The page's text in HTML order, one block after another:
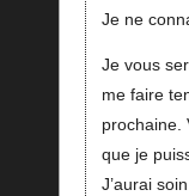
Je ne
Je vous
me faire
prochaine.
que je
J’aurai